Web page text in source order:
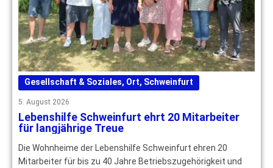
Gesellschaft & Soziales, Ort, Schweinfurt
5. August 2026
Lebenshilfe Schweinfurt ehrt 20 Mitarbeiter
für langjährige Treue
Die Wohnheime der Lebenshilfe Schweinfurt ehren 20
Mitarbeiter für bis zu 40 Jahre Betriebszugehörigkeit und